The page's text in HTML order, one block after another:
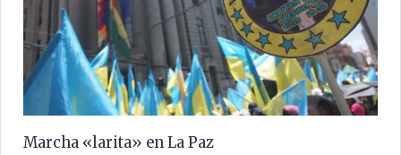
Marcha «larita» en La Paz